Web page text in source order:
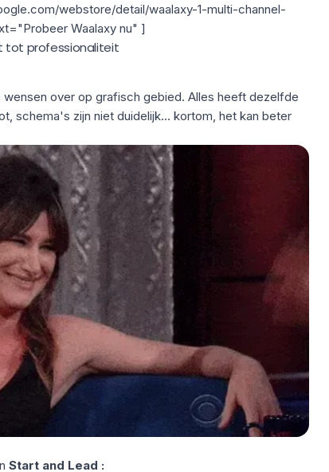
webstore/detail/waalaxy-1-multi-channel-
Waalaxy nu" ]
tot professionaliteit
wensen over op grafisch gebied. Alles heeft dezelfde
schema's zijn niet duidelijk... kortom, het kan beter
Start and Lead :